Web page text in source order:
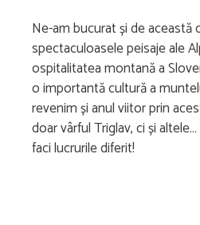
Ne-am bucurat și de această
spectaculoasele peisaje ale
ospitalitatea montană a
o importantă cultură a
revenim și anul viitor prin
doar vârful Triglav, ci și
faci lucrurile diferit!